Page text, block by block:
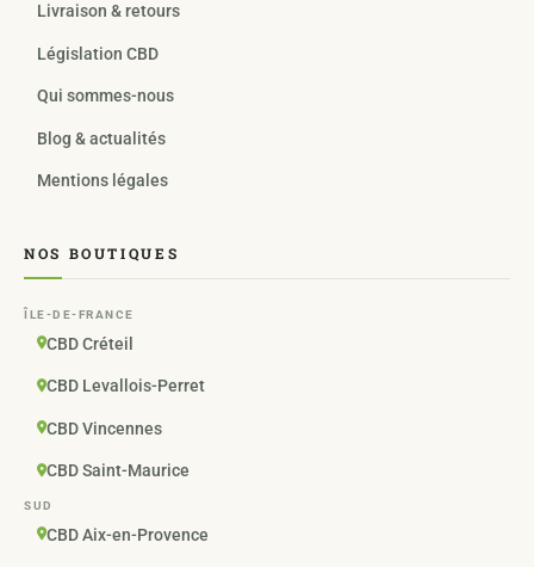
Livraison & retours
Législation CBD
Qui sommes-nous
Blog & actualités
Mentions légales
NOS BOUTIQUES
ÎLE-DE-FRANCE
CBD Créteil
CBD Levallois-Perret
CBD Vincennes
CBD Saint-Maurice
SUD
CBD Aix-en-Provence